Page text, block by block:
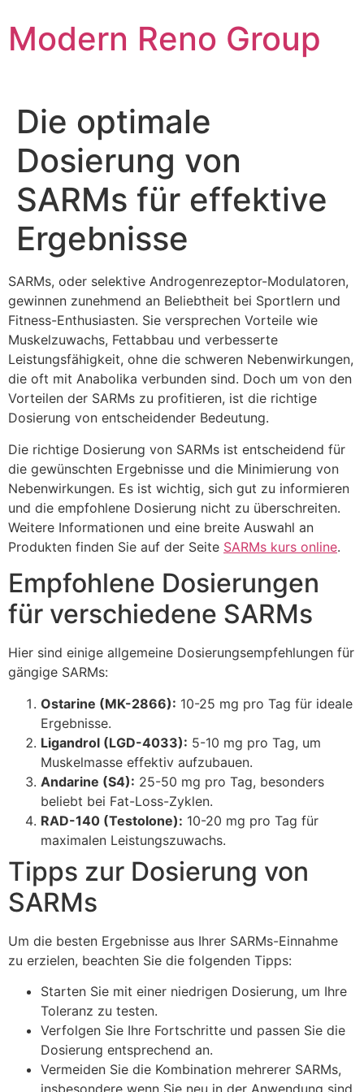
to
content
Modern Reno Group
Die optimale
Dosierung von
SARMs für effektive
Ergebnisse
SARMs, oder selektive Androgenrezeptor-Modulatoren,
gewinnen zunehmend an Beliebtheit bei Sportlern und
Fitness-Enthusiasten. Sie versprechen Vorteile wie
Muskelzuwachs, Fettabbau und verbesserte
Leistungsfähigkeit, ohne die schweren Nebenwirkungen,
die oft mit Anabolika verbunden sind. Doch um von den
Vorteilen der SARMs zu profitieren, ist die richtige
Dosierung von entscheidender Bedeutung.
Die richtige Dosierung von SARMs ist entscheidend für
die gewünschten Ergebnisse und die Minimierung von
Nebenwirkungen. Es ist wichtig, sich gut zu informieren
und die empfohlene Dosierung nicht zu überschreiten.
Weitere Informationen und eine breite Auswahl an
Produkten finden Sie auf der Seite SARMs kurs online.
Empfohlene Dosierungen
für verschiedene SARMs
Hier sind einige allgemeine Dosierungsempfehlungen für
gängige SARMs:
Ostarine (MK-2866): 10-25 mg pro Tag für ideale
Ergebnisse.
Ligandrol (LGD-4033): 5-10 mg pro Tag, um
Muskelmasse effektiv aufzubauen.
Andarine (S4): 25-50 mg pro Tag, besonders
beliebt bei Fat-Loss-Zyklen.
RAD-140 (Testolone): 10-20 mg pro Tag für
maximalen Leistungszuwachs.
Tipps zur Dosierung von
SARMs
Um die besten Ergebnisse aus Ihrer SARMs-Einnahme
zu erzielen, beachten Sie die folgenden Tipps:
Starten Sie mit einer niedrigen Dosierung, um Ihre
Toleranz zu testen.
Verfolgen Sie Ihre Fortschritte und passen Sie die
Dosierung entsprechend an.
Vermeiden Sie die Kombination mehrerer SARMs,
insbesondere wenn Sie neu in der Anwendung sind.